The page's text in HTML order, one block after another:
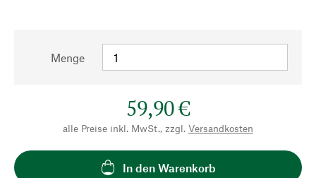
Menge
59,90 €
alle Preise inkl. MwSt., zzgl. Versandkosten
In den Warenkorb